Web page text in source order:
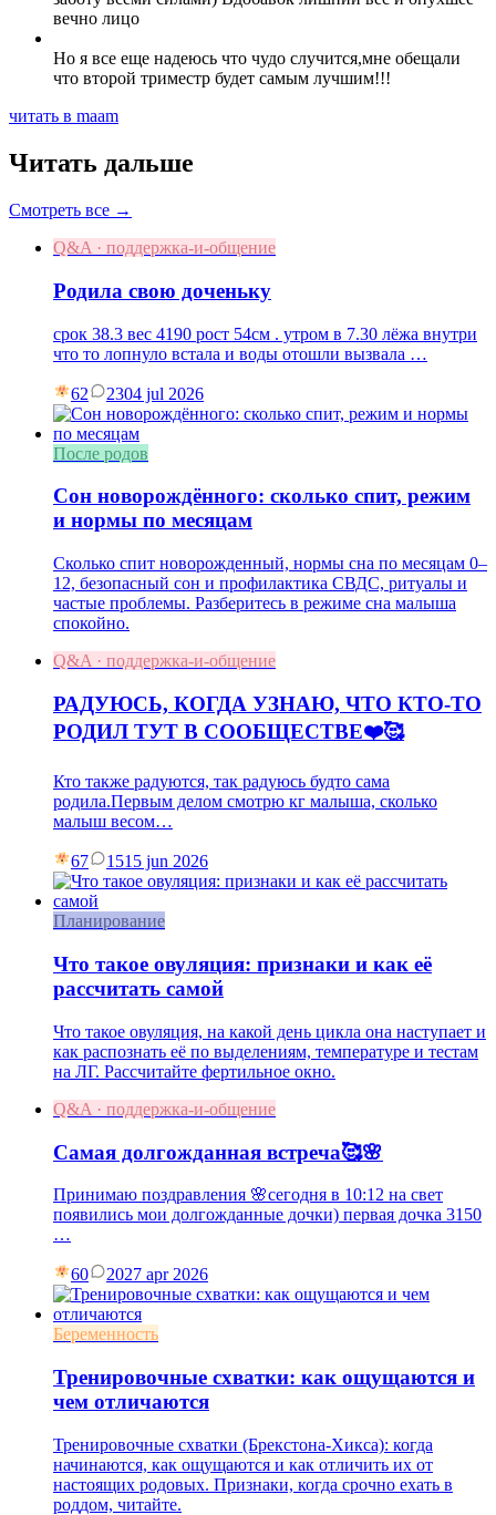
вечно лицо
Но я все еще надеюсь что чудо случится,мне обещали
что второй триместр будет самым лучшим!!!
читать в maam
Читать дальше
Смотреть все →
Q&A · поддержка-и-общение
Родила свою доченьку
срок 38.3 вес 4190 рост 54см . утром в 7.30 лёжа внутри
что то лопнуло встала и воды отошли вызвала …
62 2304 jul 2026
После родов
Сон новорождённого: сколько спит, режим
и нормы по месяцам
Сколько спит новорожденный, нормы сна по месяцам 0–
12, безопасный сон и профилактика СВДС, ритуалы и
частые проблемы. Разберитесь в режиме сна малыша
спокойно.
Q&A · поддержка-и-общение
РАДУЮСЬ, КОГДА УЗНАЮ, ЧТО КТО-ТО
РОДИЛ ТУТ В СООБЩЕСТВЕ❤️🥰
Кто также радуются, так радуюсь будто сама
родила.Первым делом смотрю кг малыша, сколько
малыш весом…
67 1515 jun 2026
Планирование
Что такое овуляция: признаки и как её
рассчитать самой
Что такое овуляция, на какой день цикла она наступает и
как распознать её по выделениям, температуре и тестам
на ЛГ. Рассчитайте фертильное окно.
Q&A · поддержка-и-общение
Самая долгожданная встреча🥰🌸
Принимаю поздравления 🌸сегодня в 10:12 на свет
появились мои долгожданные дочки) первая дочка 3150
…
60 2027 apr 2026
Беременность
Тренировочные схватки: как ощущаются и
чем отличаются
Тренировочные схватки (Брекстона-Хикса): когда
начинаются, как ощущаются и как отличить их от
настоящих родовых. Признаки, когда срочно ехать в
роддом, читайте.